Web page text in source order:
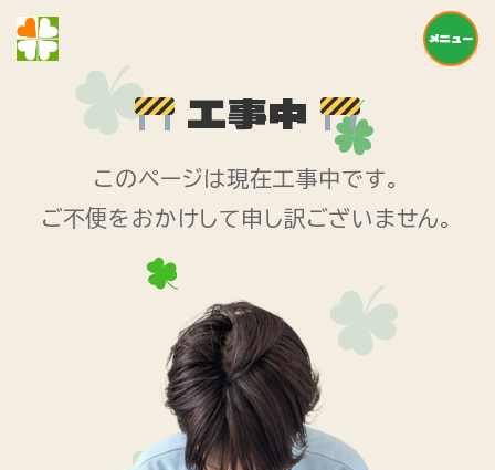
メニュー
工事中
このページは現在工事中です。
ご不便をおかけして申し訳ございません。